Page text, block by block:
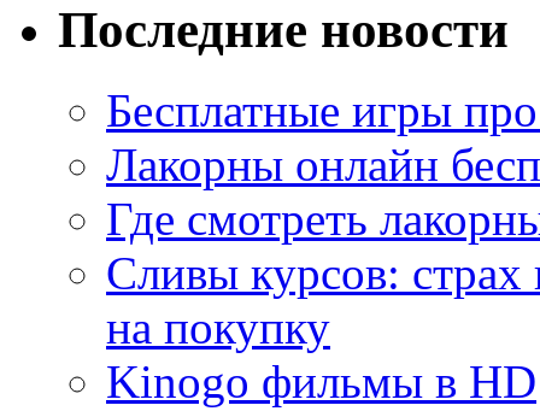
Последние новости
Бесплатные игры
Лакорны онлайн
Где смотреть
Сливы курсов:
на покупку
Kinogo фильмы в HD